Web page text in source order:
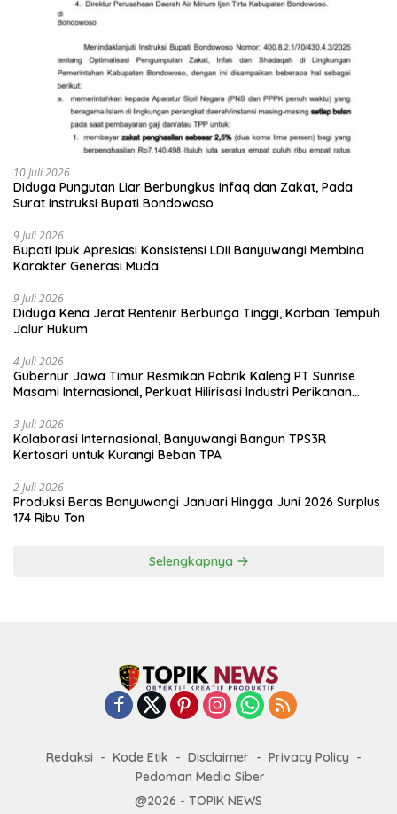
10 Juli 2026
Diduga Pungutan Liar Berbungkus Infaq dan Zakat, Pada
Surat Instruksi Bupati Bondowoso
9 Juli 2026
Bupati Ipuk Apresiasi Konsistensi LDII Banyuwangi Membina
Karakter Generasi Muda
9 Juli 2026
Diduga Kena Jerat Rentenir Berbunga Tinggi, Korban Tempuh
Jalur Hukum
4 Juli 2026
Gubernur Jawa Timur Resmikan Pabrik Kaleng PT Sunrise
Masami Internasional, Perkuat Hilirisasi Industri Perikanan
3 Juli 2026
Kolaborasi Internasional, Banyuwangi Bangun TPS3R
Kertosari untuk Kurangi Beban TPA
2 Juli 2026
Produksi Beras Banyuwangi Januari Hingga Juni 2026 Surplus
174 Ribu Ton
Selengkapnya
Redaksi Kode Etik Disclaimer
Privacy Policy
Pedoman Media Siber
@2026 - TOPIK NEWS